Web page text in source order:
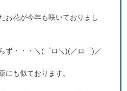
お花が今年も咲いておりまし
ず・・・＼(゜ロ＼)(／ロ゜)／
にも似ております。